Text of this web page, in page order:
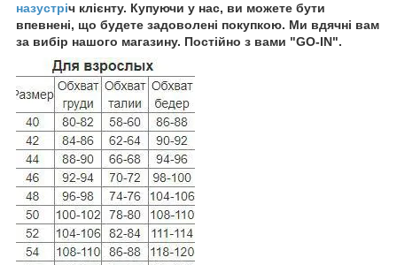
назустріч клієнту. Купуючи у нас, ви можете бути
впевнені, що будете задоволені покупкою. Ми вдячні вам
за вибір нашого магазину. Постійно з вами "GO-IN".